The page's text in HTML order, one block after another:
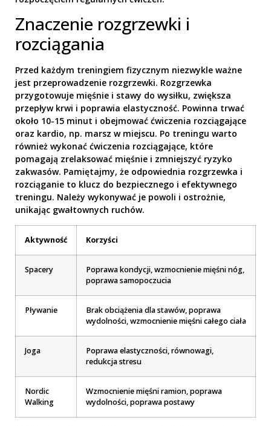
Znaczenie rozgrzewki i
rozciągania
Przed każdym treningiem fizycznym niezwykle ważne
jest przeprowadzenie rozgrzewki. Rozgrzewka
przygotowuje mięśnie i stawy do wysiłku, zwiększa
przepływ krwi i poprawia elastyczność. Powinna trwać
około 10-15 minut i obejmować ćwiczenia rozciągające
oraz kardio, np. marsz w miejscu. Po treningu warto
również wykonać ćwiczenia rozciągające, które
pomagają zrelaksować mięśnie i zmniejszyć ryzyko
zakwasów. Pamiętajmy, że odpowiednia rozgrzewka i
rozciąganie to klucz do bezpiecznego i efektywnego
treningu. Należy wykonywać je powoli i ostrożnie,
unikając gwałtownych ruchów.
Aktywność Korzyści
Spacery
Poprawa kondycji, wzmocnienie mięśni nóg,
poprawa samopoczucia
Pływanie
Brak obciążenia dla stawów, poprawa
wydolności, wzmocnienie mięśni całego ciała
Joga
Poprawa elastyczności, równowagi,
redukcja stresu
Nordic
Walking
Wzmocnienie mięśni ramion, poprawa
wydolności, poprawa postawy